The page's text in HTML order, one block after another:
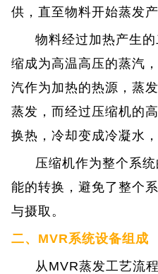
供，直至物料开始蒸发产
物料经过加热产生
缩成为高温高压的蒸汽
汽作为加热的热源，蒸
蒸发，而经过压缩机的
换热，冷却变成冷凝水
压缩机作为整个系
能的转换，避免了整个
与摄取。
二、MVR系统设备组成
从MVR蒸发工艺流